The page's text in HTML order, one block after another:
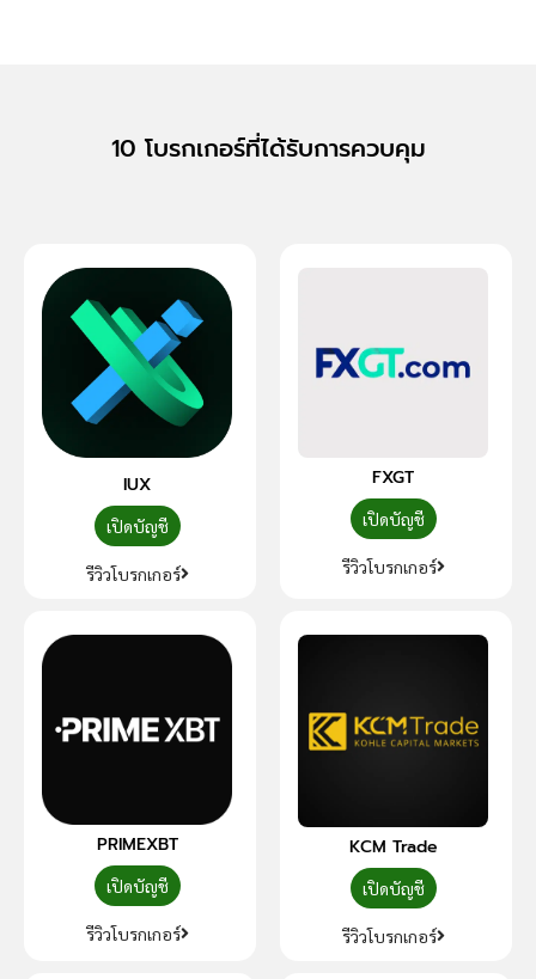
10 โบรกเกอร์ที่ได้รับการควบคุม
IUX
เปิดบัญชี
รีวิวโบรกเกอร์
FXGT
เปิดบัญชี
รีวิวโบรกเกอร์
PRIMEXBT
เปิดบัญชี
รีวิวโบรกเกอร์
KCM Trade
เปิดบัญชี
รีวิวโบรกเกอร์